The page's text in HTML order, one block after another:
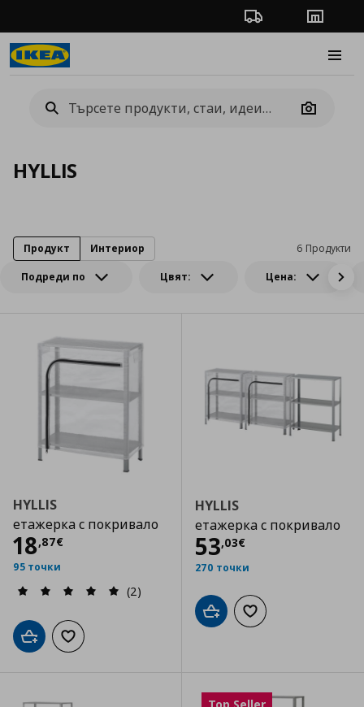
Проследяване на
Camera
HYLLIS
Подреди по Цвят: Цена:
6 Продукти
Продукт Интериор
HYLLIS
етажерка с покривало
18,87€
Цена
95 точки
(2)
Добави в кошницата
Добави към списъка с любими
HYLLIS
етажерка с покривало
53,03€
Цена
270 точки
Добави в кошницата
Добави към